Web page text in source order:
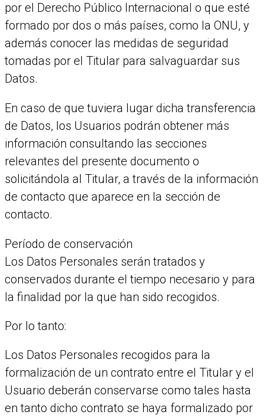
por el Derecho Público Internacional o que esté
formado por dos o más países, como la ONU, y
además conocer las medidas de seguridad
tomadas por el Titular para salvaguardar sus
Datos.
En caso de que tuviera lugar dicha transferencia
de Datos, los Usuarios podrán obtener más
información consultando las secciones
relevantes del presente documento o
solicitándola al Titular, a través de la información
de contacto que aparece en la sección de
contacto.
Período de conservación
Los Datos Personales serán tratados y
conservados durante el tiempo necesario y para
la finalidad por la que han sido recogidos.
Por lo tanto:
Los Datos Personales recogidos para la
formalización de un contrato entre el Titular y el
Usuario deberán conservarse como tales hasta
en tanto dicho contrato se haya formalizado por